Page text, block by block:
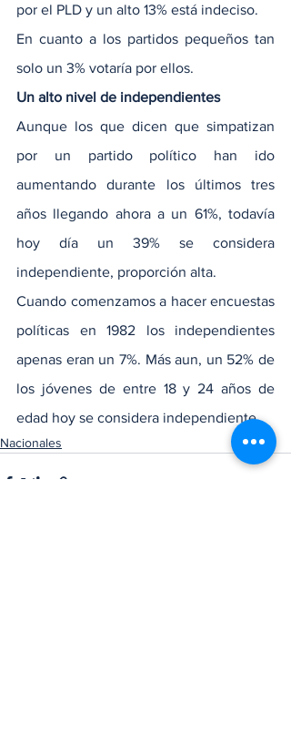
por el PLD y un alto 13% está indeciso.
En cuanto a los partidos pequeños tan
solo un 3% votaría por ellos.
Un alto nivel de independientes
Aunque los que dicen que simpatizan
por un partido político han ido
aumentando durante los últimos tres
años llegando ahora a un 61%, todavía
hoy día un 39% se considera
independiente, proporción alta.
Cuando comenzamos a hacer encuestas
políticas en 1982 los independientes
apenas eran un 7%. Más aun, un 52% de
los jóvenes de entre 18 y 24 años de
edad hoy se considera independiente.
Nacionales